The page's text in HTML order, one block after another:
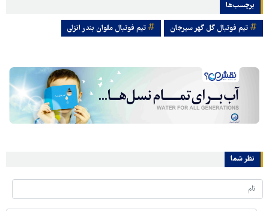
برچسب‌ها
تیم فوتبال گل گهر سیرجان تیم فوتبال ملوان بندر انزلی
نظر شما